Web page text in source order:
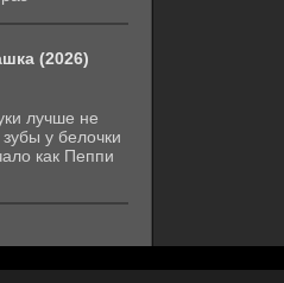
(2026)
лучше не
у белочки
как Пеппи